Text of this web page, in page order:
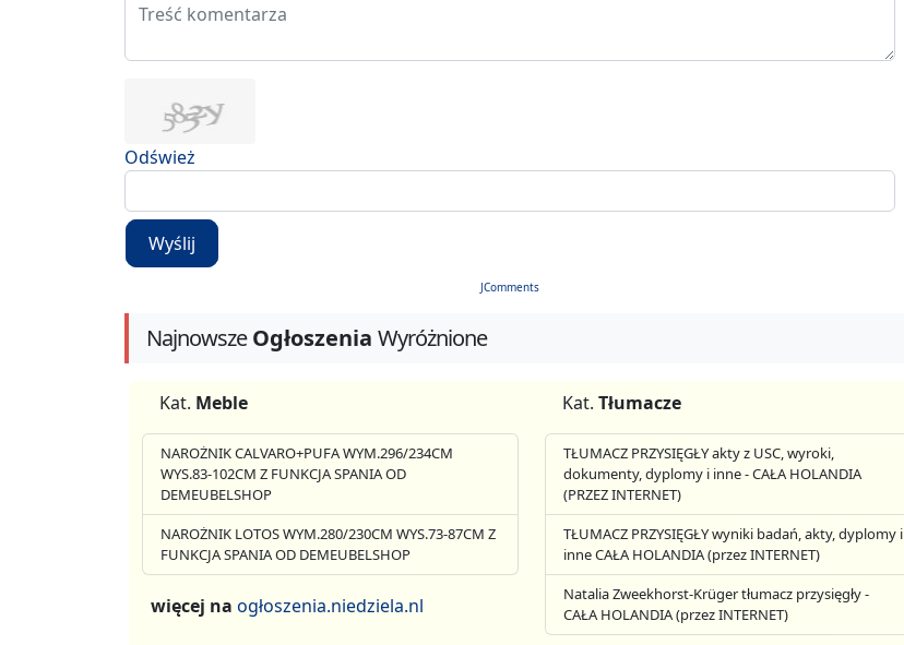
Odśwież
Wyślij
JComments
NajnowszeOgłoszenia Wyróżnione
Kat. Meble
NAROŻNIK CALVARO+PUFA WYM.296/234CM
WYS.83-102CM Z FUNKCJA SPANIA OD
DEMEUBELSHOP
NAROŻNIK LOTOS WYM.280/230CM WYS.73-87CM Z
FUNKCJA SPANIA OD DEMEUBELSHOP
więcej na ogłoszenia.niedziela.nl
Kat. Tłumacze
TŁUMACZ PRZYSIĘGŁY akty z USC, wyroki,
dokumenty, dyplomy i inne - CAŁA HOLANDIA
(PRZEZ INTERNET)
TŁUMACZ PRZYSIĘGŁY wyniki badań, akty, dyplomy i
inne CAŁA HOLANDIA (przez INTERNET)
Natalia Zweekhorst-Krüger tłumacz przysięgły -
CAŁA HOLANDIA (przez INTERNET)